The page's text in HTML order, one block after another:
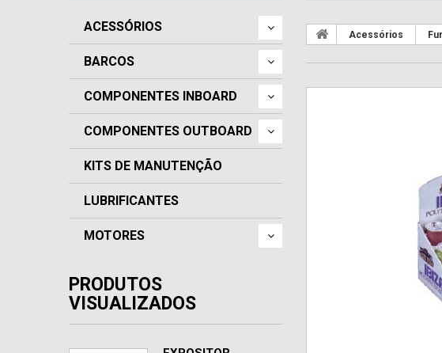
ACESSÓRIOS
BARCOS
COMPONENTES INBOARD
COMPONENTES OUTBOARD
KITS DE MANUTENÇÃO
LUBRIFICANTES
MOTORES
PRODUTOS
VISUALIZADOS
Acessórios